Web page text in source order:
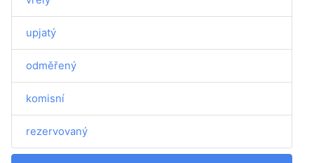
upjatý
odměřený
komisní
rezervovaný